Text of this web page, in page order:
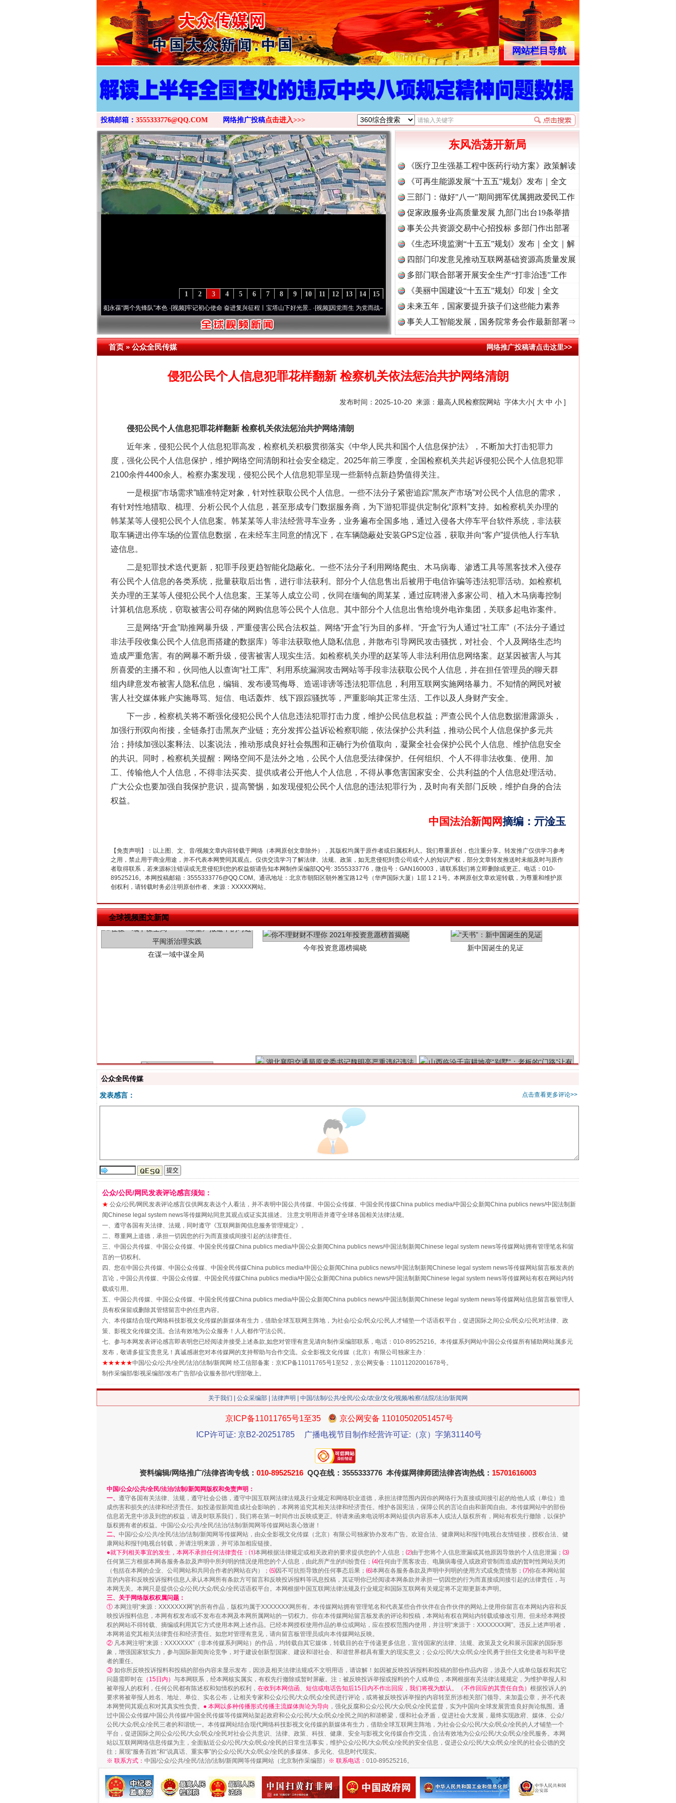
>
网站栏目导航
投稿邮箱： 3555333776@QQ.COM 网络推广投稿点击进入>>>
15
14
13
12
11
10
9
8
7
6
5
4
3
2
1
永葆“两个先锋队”本色·[视频]牢记初心使命 奋进复兴征程丨宝塔山下好光景..·[视频]因党而生 为党而战——百年“纪”事⑧加强纪律..·[视频]牢记初心使命 奋进复兴征程丨“转折之城”激荡..
东风浩荡开新局
《医疗卫生强基工程中医药行动方案》政策解读
《可再生能源发展“十五五”规划》发布｜全文
三部门：做好"八一"期间拥军优属拥政爱民工作
促家政服务业高质量发展 九部门出台19条举措
事关公共资源交易中心招投标 多部门作出部署
《生态环境监测“十五五”规划》发布｜全文｜解
读
四部门印发意见推动互联网基础资源高质量发展
多部门联合部署开展安全生产“打非治违”工作
《美丽中国建设“十五五”规划》印发｜全文
未来五年，国家要提升孩子们这些能力素养
事关人工智能发展，国务院常务会作最新部署⇒
首页»公众全民传媒 网络推广投稿请点击这里>>
侵犯公民个人信息犯罪花样翻新 检察机关依法惩治共护网络清朗
发布时间：2025-10-20 来源： 最高人民检察院网站 字体大小[ 大 中 小 ]
侵犯公民个人信息犯罪花样翻新 检察机关依法惩治共护网络清朗
近年来，侵犯公民个人信息犯罪高发，检察机关积极贯彻落实《中华人民共和国个人信息保护法》，不断加大打击犯罪力
度，强化公民个人信息保护，维护网络空间清朗和社会安全稳定。2025年前三季度，全国检察机关共起诉侵犯公民个人信息犯罪
2100余件4400余人。检察办案发现，侵犯公民个人信息犯罪呈现一些新特点新趋势值得关注。
一是根据“市场需求”瞄准特定对象，针对性获取公民个人信息。一些不法分子紧密追踪“黑灰产市场”对公民个人信息的需求，
有针对性地猎取、梳理、分析公民个人信息，甚至形成专门数据服务商，为下游犯罪提供定制化“原料”支持。如检察机关办理的
韩某某等人侵犯公民个人信息案。韩某某等人非法经营寻车业务，业务遍布全国多地，通过入侵各大停车平台软件系统，非法获
取车辆进出停车场的位置信息数据，在未经车主同意的情况下，在车辆隐蔽处安装GPS定位器，获取并向“客户”提供他人行车轨
迹信息。
二是犯罪技术迭代更新，犯罪手段更趋智能化隐蔽化。一些不法分子利用网络爬虫、木马病毒、渗透工具等黑客技术入侵存
有公民个人信息的各类系统，批量获取后出售，进行非法获利。部分个人信息售出后被用于电信诈骗等违法犯罪活动。如检察机
关办理的王某等人侵犯公民个人信息案。王某等人成立公司，伙同在缅甸的周某某，通过应聘潜入多家公司、植入木马病毒控制
计算机信息系统，窃取被害公司存储的网购信息等公民个人信息。其中部分个人信息出售给境外电诈集团，关联多起电诈案件。
三是网络“开盒”助推网暴升级，严重侵害公民合法权益。网络“开盒”行为目的多样。“开盒”行为人通过“社工库”（不法分子通过
非法手段收集公民个人信息而搭建的数据库）等非法获取他人隐私信息，并散布引导网民攻击骚扰，对社会、个人及网络生态均
造成严重危害。有的网暴不断升级，侵害被害人现实生活。如检察机关办理的赵某等人非法利用信息网络案。赵某因被害人与其
所喜爱的主播不和，伙同他人以查询“社工库”、利用系统漏洞攻击网站等手段非法获取公民个人信息，并在担任管理员的聊天群
组内肆意发布被害人隐私信息，编辑、发布谩骂侮辱、造谣诽谤等违法犯罪信息，利用互联网实施网络暴力。不知情的网民对被
害人社交媒体账户实施辱骂、短信、电话轰炸、线下跟踪骚扰等，严重影响其正常生活、工作以及人身财产安全。
下一步，检察机关将不断强化侵犯公民个人信息违法犯罪打击力度，维护公民信息权益；严查公民个人信息数据泄露源头，
加强行刑双向衔接，全链条打击黑灰产业链；充分发挥公益诉讼检察职能，依法保护公共利益，推动公民个人信息保护多元共
治；持续加强以案释法、以案说法，推动形成良好社会氛围和正确行为价值取向，凝聚全社会保护公民个人信息、维护信息安全
的共识。同时，检察机关提醒：网络空间不是法外之地，公民个人信息受法律保护。任何组织、个人不得非法收集、使用、加
工、传输他人个人信息，不得非法买卖、提供或者公开他人个人信息，不得从事危害国家安全、公共利益的个人信息处理活动。
广大公众也要加强自我保护意识，提高警惕，如发现侵犯公民个人信息的违法犯罪行为，及时向有关部门反映，维护自身的合法
权益。
中国法治新闻网摘编 ： 亓淦玉
【免责声明】：以上图、文、音/视频文章内容转载于网络（本网原创文章除外），其版权均属于原作者或归属权利人。我们尊重原创，也注重分享。转发推广仅供学习参考
之用，禁止用于商业用途，并不代表本网赞同其观点。仅供交流学习了解法律、法规、政策，如无意侵犯到贵公司或个人的知识产权，部分文章转发推送时未能及时与原作
者取得联系，若来源标注错误或无意侵犯到您的权益烦请告知本网制作采编部QQ号: 3555333776，微信号：GAN160003，请联系我们将立即删除或更正。电话：010-
89525216。本网投稿邮箱：3555333776@QQ.COM。通讯地址：北京市朝阳区朝外雅宝路12号（华声国际大厦）1层 1 2 1号。本网原创文章欢迎转载，为尊重和维护原
创权利，请转载时务必注明原创作者、来源：XXXXX网站。
全球视频图文新闻
网上购药对药下症？
茶叶“炒上天”
“神药”背后的真相
这是一记警钟！ 谢谢有你温暖了四季 法官巧妙执行解纠纷
在谋一域中谋全局
今年投资意愿榜揭晓 新中国诞生的见证
“刷贴”乱象丛生
揭批美国五大"原罪"
珠宝鉴定乱象
站台名比不上好声名
走近一线检察官
“谁都不怕”的他落马了
漫山遍野的桃花与雪山、麦地、白藏房 除了知识还要"留白" 用生命托举生命
公众全民传媒
点击查看更多评论>>
发表感言：
公众/公民/网民发表评论感言须知：
★ 公众/公民/网民发表评论感言仅供网友表达个人看法，并不表明中国公共传媒、中国公众传媒、中国全民传媒China publics media/中国公众新闻China publics news/中国法制新
闻Chinese legal system news等传媒网站同意其观点或证实其描述。 注意文明用语并遵守全球各国相关法律法规。
一、遵守各国有关法律、法规，同时遵守《互联网新闻信息服务管理规定》。
二、尊重网上道德，承担一切因您的行为而直接或间接引起的法律责任。
三、中国公共传媒、中国公众传媒、中国全民传媒China publics media/中国公众新闻China publics news/中国法制新闻Chinese legal system news等传媒网站拥有管理笔名和留
言的一切权利。
四、您在中国公共传媒、中国公众传媒、中国全民传媒China publics media/中国公众新闻China publics news/中国法制新闻Chinese legal system news等传媒网站留言板发表的
言论，中国公共传媒、中国公众传媒、中国全民传媒China publics media/中国公众新闻China publics news/中国法制新闻Chinese legal system news等传媒网站有权在网站内转
载或引用。
五、中国公共传媒、中国公众传媒、中国全民传媒China publics media/中国公众新闻China publics news/中国法制新闻Chinese legal system news等传媒网站信息留言板管理人
员有权保留或删除其管辖留言中的任意内容。
六、本传媒结合现代网络科技影视文化传媒的新媒体有生力，借助全球互联网主阵地，为社会/公众/民众/公民人才铺垫一个话语权平台，促进国际之间公众/民众/公民对法律、政
策、影视文化传媒交流。合法有效地为公众服务！人人都作守法公民。
七、参与本网发表评论感言即表明您已经阅读并接受上述条款,如您对管理有意见请向制作采编部联系，电话：010-89525216。本传媒系列网站中国公众传媒所有辅助网站属多元
发布，敬请多提宝贵意见！真诚感谢您对本传媒网的支持帮助与合作交流。众全影视文化传媒（北京）有限公司独家主办 :
★★★★★中国/公众/公共/全民/法治/法制/新闻网 经工信部备案：京ICP备11011765号1至52，京公网安备：11011202001678号。
制作采编部/影视采编部/发布广告部/会议服务部/代理部敬上。
关于我们 公众采编部 法律声明 | 中国/法制/公共/全民/公众/农业/文化/视频/检察/法院/法治/新闻网
京ICP备11011765号1至35
京公网安备 11010502051457号
ICP许可证: 京B2-20251785
广播电视节目制作经营许可证:（京）字第31140号
资料编辑/网络推广/法律咨询专线： 010-89525216 QQ在线：3555333776 本传媒网律师团法律咨询热线： 15701616003
中国/公众/公共/全民/法治/法制/新闻网版权和免责声明：
一、 遵守各国有关法律、法规，遵守社会公德，遵守中国互联网法律法规及行业规定和网络职业道德，承担法律范围内因你的网络行为直接或间接引起的给他人或（单位）造
成伤害和损失的法律和经济责任。如投递假新闻造成社会影响的，本网将追究其相关法律和经济责任。维护各国宪法，保障公民的言论自由和新闻自由。本传媒网站中的部份
信息若无意中涉及到您的权益，请及时联系我们，我们将在第一时间作出反映或更正。特请来函来电说明本网站提供内容系本人或法人版权所有，网站有权先行撤除，以保护
版权拥有者的权益。中国/公众/公共/全民/法治/法制/新闻网等传媒网站衷心致谢！
二、 中国/公众/公共/全民/法治/法制/新闻网等传媒网站，由众全影视文化传媒（北京）有限公司独家协办发布广告。欢迎合法、健康网站和报刊电视台友情链接，授权合法、健
康网站和报刊电视台转载，并请注明来源，并可添加相应链接。
●就下列相关事宜的发生，本网不承担任何法律责任：⑴本网根据法律规定或相关政府的要求提供您的个人信息； ⑵由于您将个人信息泄漏或其他原因导致的个人信息泄漏； ⑶
任何第三方根据本网各服务条款及声明中所列明的情况使用您的个人信息，由此所产生的纠纷责任； ⑷任何由于黑客攻击、电脑病毒侵入或政府管制而造成的暂时性网站关闭
（包括在本网的企业、公司网站和共同合作者的网站在内）； ⑸因不可抗拒导致的任何事态后果； ⑹本网在各服务条款及声明中列明的使用方式或免责情形； ⑺你在本网站留
言的内容和反映投诉报料信息人承认本网所有条款方可留言和反映投诉报料等讯息投稿，其证明你已经阅读本网条款并承担一切因您的行为而直接或间接引起的法律责任，与
本网无关。本网只是提供公众/公民/大众/民众/全民话语权平台。本网根据中国互联网法律法规及行业规定和国际互联网有关规定将不定期更新本声明。
三、关于网络版权权属问题：
① 本网注明“来源：XXXXXXX网”的所有作品，版权均属于XXXXXXX网所有。本传媒网站拥有管理笔名和代表某些合作伙伴在合作伙伴的网站上使用你留言在本网站内容和反
映投诉报料信息，本网有权发布或不发布在本网及本网所属网站的一切权力。你在本传媒网站留言板发表的评论和投稿，本网站有权在网站内转载或修改引用。但未经本网授
权的网站不得转载、摘编或利用其它方式使用本网上述作品。已经本网授权使用作品的单位或网站，应在授权范围内使用，并注明“来源于：XXXXXXX网”。违反上述声明者，
本网将追究其相关法律责任和经济责任。如您对管理有意见，请向留言板管理员或向本传媒网站反映。
② 凡本网注明“来源：XXXXXXX”（非本传媒系列网站）的作品，均转载自其它媒体，转载目的在于传递更多信息，宣传国家的法律、法规、政策及文化和展示国家的国际形
象，增强国家软实力，参与国际新闻舆论竞争，对于建设创新型国家、建设和谐社会、和谐世界都具有重大的现实意义；公众/公民/大众/民众/全民勇于担任文化使者与和平使
者的重任。
③ 如你所反映投诉报料和投稿的部份内容未显示发布，因涉及相关法律法规或不文明用语，请谅解！如因被反映投诉报料和投稿的部份作品内容，涉及个人或单位版权和其它
问题需即时在 （15日内） 与本网联系，经本网核实属实，有权先行撤除或暂时屏蔽。注：被反映投诉举报或报料的个人或单位，本网根据有关法律法规规定，为维护举报人和
被举报人的权利，任何公民都有陈述权和知情权的权利， 在收到本网信函、短信或电话告知后15日内不作出回应，我们将视为默认。（不作回应的其责任自负） 根据投诉人的
要求将被举报人姓名、地址、单位、实名公布，让相关专家和公众/公民/大众/民众/全民进行评论，或将被反映投诉举报的内容转至所涉相关部门领导。未加盖公章，并不代表
本网赞同其观点和对其真实性负责。 ● 本网以多种传播形式传播主流媒体舆论为导向 ，强化反腐和公众/公民/大众/民众/全民监督，实为中国向全球发展营造良好舆论氛围。通
过中国公众传媒/中国公共传媒/中国全民传媒等传媒网站架起政府和公众/公民/大众/民众/全民之间的和谐桥梁，缓和社会矛盾，促进社会大发展，最终实现政府、媒体、公众/
公民/大众/民众/全民三者的和谐统一。本传媒网站结合现代网络科技影视文化传媒的新媒体有生力，借助全球互联网主阵地，为社会公众/公民/大众/民众/全民的人才铺垫一个
平台，促进国际之间公众/公民/大众/民众/全民对社会公共意识、法律、政策、科技、健康、安全与影视文化传媒合作交流，合法有效地为公众/公民/大众/民众/全民服务。本网
站以互联网网络信息传媒为主，全面贴近公众/公民/大众/民众/全民的日常生活事实，维护公众/公民/大众/民众/全民的安全信息，促进公众/公民/大众/民众/全民的社会公德的交
往；展现“服务百姓”和“说真话、重实事”的公众/公民/大众/民众/全民的多媒体、多元化、信息时代现实。
※ 联系方式： 中国/公众/公共/全民/法治/法制/新闻网等传媒网站（北京制作采编部） ※ 联系电话： 010-89525216。